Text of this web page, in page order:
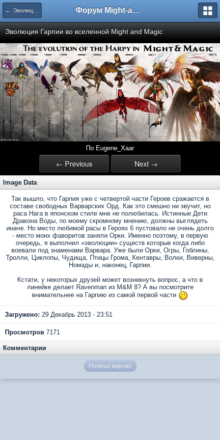
← Эволюция существ во вселенной Might and Magic Форум Might-and-Magic.ru
Эволюция Гарпии во вселенной Might and Magic
По Eugene_Xaar
← Previous Next →
Image Data
Так вышло, что Гарпия уже с четвертой части Героев сражается в
составе свободных Варварских Орд. Как это смешно ни звучит, но
раса Нага в японском стиле мне не полюбилась. Истинные Дети
Дракона Воды, по моему скромному мнению, должны выглядеть
иначе. Но место любимой расы в Героях 6 пустовало не очень долго
- место моих фаворитов заняли Орки. Именно поэтому, в первую
очередь, я выполнил «эволюции» существ которые когда либо
воевали под знаменами Варвара. Уже были Орки, Огры, Гоблины,
Тролли, Циклопы, Чудища, Птицы Грома, Кентавры, Волки, Виверны,
Номады и, наконец, Гарпии.
Кстати, у некоторых друзей может возникнуть вопрос, а что в
линейке делает Ravenman из M&M 8? А вы посмотрите
внимательнее на Гарпию из самой первой части
Загружено: 29 Декабрь 2013 - 23:51
Просмотров 7171
Комментарии
Полная версия